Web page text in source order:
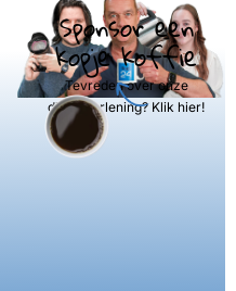
Sponsor een
kopje koffie
Tevreden over onze
dienstverlening? Klik hier!